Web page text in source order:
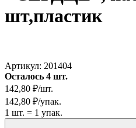
шт,пластик
Артикул: 201404
Осталось 4 шт.
142,80 ₽/шт.
142,80 ₽/упак.
1 шт. = 1 упак.